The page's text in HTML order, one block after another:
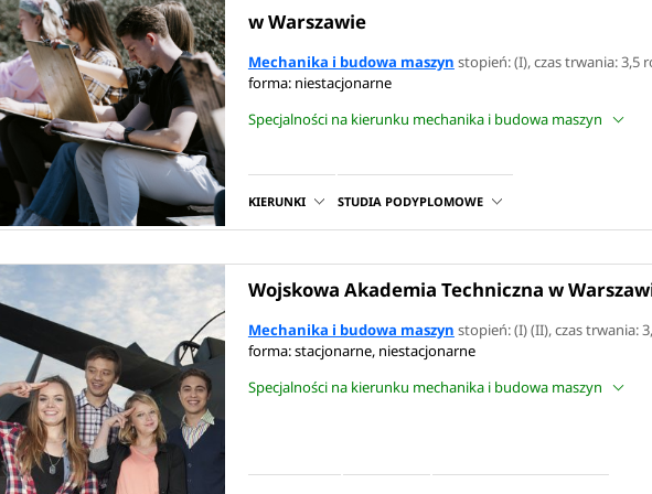
od 7 000 do 9 500 zł brutto. Wraz z doświadczeniem,
mechatronika czy konstrukcje maszyn, zarobki mogą
firmach technologicznych zarabiają zwykle od 9 000 do 15 000 zł,
miesięcznie.
w takich uczelniach jak: Politechnika Warszawska, Wojskowa
Nauk Stosowanych. Sprawdź
lubią wiedzieć, jak działają rozmaite maszyny i urządzenia
Kandydaci na ten kierunek powinni wyróżniać się także
w Warszawie
Mechanika i budowa maszyn stopień: (I), czas trwania: 3,5
forma: niestacjonarne
Specjalności na kierunku mechanika i budowa maszyn
KIERUNKI STUDIA PODYPLOMOWE
Wojskowa Akademia Techniczna w
Mechanika i budowa maszyn stopień: (I) (II), czas trwania:
forma: stacjonarne, niestacjonarne
Specjalności na kierunku mechanika i budowa maszyn